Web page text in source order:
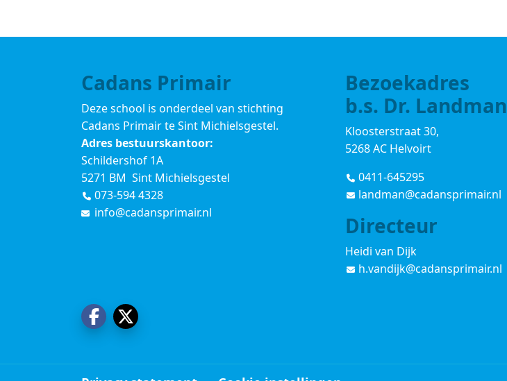
Cadans Primair
Deze school is onderdeel van stichting
Cadans Primairte Sint Michielsgestel.
Adres bestuurskantoor:
Schildershof 1A
5271 BM Sint Michielsgestel
073-594 4328
info@cadansprimair.nl
Bezoekadres
b.s. Dr. Landman
Kloosterstraat 30,
5268 AC Helvoirt
0411-645295
landman@cadansprimair.nl
Directeur
Heidi van Dijk
h.vandijk@cadansprimair.nl